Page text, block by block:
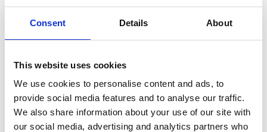
Consent Details About
This website uses cookies
We use cookies to personalise content and ads, to
provide social media features and to analyse our traffic.
We also share information about your use of our site with
our social media, advertising and analytics partners who
Engelense polder.
Benieuwd wat jij nog meer kunt doen? Lees de blog
Wat te doen voor jongeren in De Langstraat.
CONTACT
, Vlijmen Plan je route